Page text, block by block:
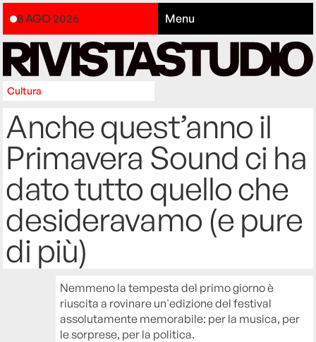
8 AGO 2026 Menu
Cultura
Anche quest’anno il
Primavera Sound ci ha
dato tutto quello che
desideravamo (e pure
di più)
Nemmeno la tempesta del primo giorno è
riuscita a rovinare un'edizione del festival
assolutamente memorabile: per la musica, per
le sorprese, per la politica.